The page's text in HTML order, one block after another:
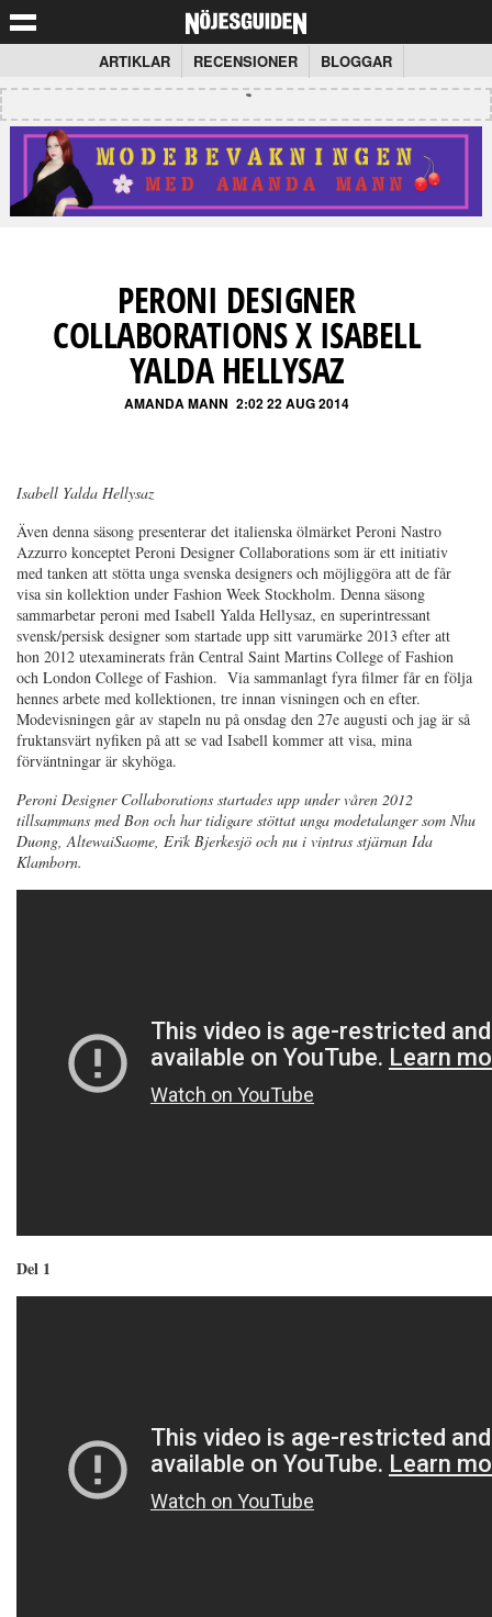
ARTIKLAR RECENSIONER BLOGGAR
PERONI DESIGNER
COLLABORATIONS X ISABELL
YALDA HELLYSAZ
AMANDA MANN 2:02 22 AUG 2014
Isabell Yalda Hellysaz
Även denna säsong presenterar det italienska ölmärket Peroni Nastro
Azzurro konceptet Peroni Designer Collaborations som är ett initiativ
med tanken att stötta unga svenska designers och möjliggöra att de får
visa sin kollektion under Fashion Week Stockholm. Denna säsong
sammarbetar peroni med Isabell Yalda Hellysaz, en superintressant
svensk/persisk designer som startade upp sitt varumärke 2013 efter att
hon 2012 utexaminerats från Central Saint Martins College of Fashion
och London College of Fashion. Via sammanlagt fyra filmer får en följa
hennes arbete med kollektionen, tre innan visningen och en efter.
Modevisningen går av stapeln nu på onsdag den 27e augusti och jag är så
fruktansvärt nyfiken på att se vad Isabell kommer att visa, mina
förväntningar är skyhöga.
Peroni Designer Collaborations startades upp under våren 2012
tillsammans med Bon och har tidigare stöttat unga modetalanger som Nhu
Duong, AltewaiSaome, Erïk Bjerkesjö och nu i vintras stjärnan Ida
Klamborn.
Del 1